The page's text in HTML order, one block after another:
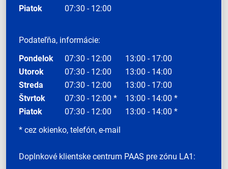
Piatok
07:30 - 12:00
Podateľňa, informácie:
Pondelok
07:30 - 12:00
13:00 - 17:00
Utorok
07:30 - 12:00
13:00 - 14:00
Streda
07:30 - 12:00
13:00 - 17:00
Štvrtok
07:30 - 12:00 *
13:00 - 14:00 *
Piatok
07:30 - 12:00
13:00 - 14:00 *
* cez okienko, telefón, e-mail
Doplnkové klientske centrum PAAS pre zónu LA1: